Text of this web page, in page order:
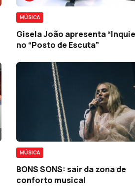
MÚSICA
Gisela João apresenta
no “Posto de Escuta”
MÚSICA
BONS SONS: sair da zona de
conforto musical